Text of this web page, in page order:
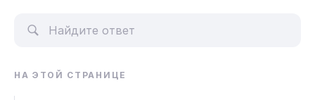
НА ЭТОЙ СТРАНИЦЕ